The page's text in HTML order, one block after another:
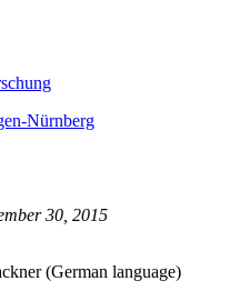
30, 2015
(German language)